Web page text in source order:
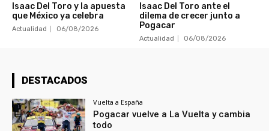
Isaac Del Toro y la apuesta
que México ya celebra
Actualidad 06/08/2026
Isaac Del Toro ante el
dilema de crecer junto a
Pogacar
Actualidad 06/08/2026
DESTACADOS
Vuelta a España
Pogacar vuelve a La Vuelta y cambia
todo